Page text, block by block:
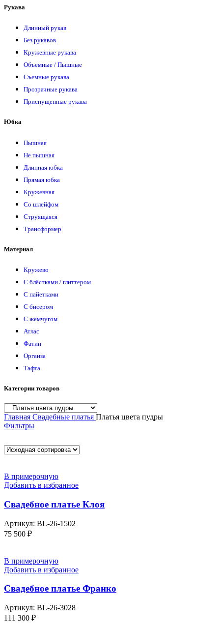
Рукава
Длинный рукав
Без рукавов
Кружевные рукава
Объемные / Пышные
Съемные рукава
Прозрачные рукава
Приспущенные рукава
Юбка
Пышная
Не пышная
Длинная юбка
Прямая юбка
Кружевная
Со шлейфом
Струящаяся
Трансформер
Материал
Кружево
С блёстками / глиттером
С пайетками
С бисером
С жемчугом
Атлас
Фатин
Органза
Тафта
Категории товаров
Главная Свадебные платья Платья цвета пудры
Фильтры
В примерочную
Добавить в избранное
Свадебное платье Клоя
Артикул: BL-26-1502
75 500 ₽
В примерочную
Добавить в избранное
Свадебное платье Франко
Артикул: BL-26-3028
111 300 ₽